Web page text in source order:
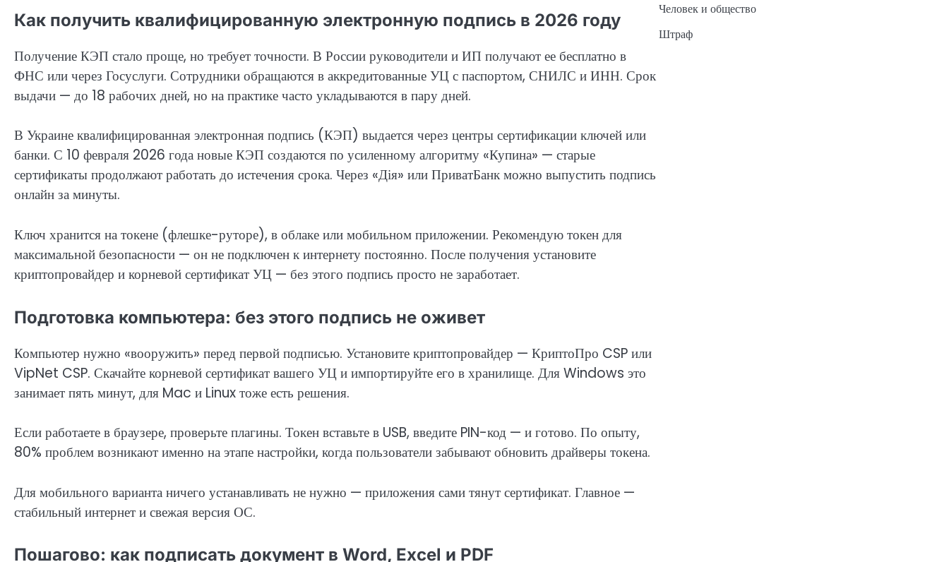
Как получить квалифицированную электронную подпись в 2026 году
Получение КЭП стало проще, но требует точности. В России руководители и ИП получают ее бесплатно в
ФНС или через Госуслуги. Сотрудники обращаются в аккредитованные УЦ с паспортом, СНИЛС и ИНН. Срок
выдачи — до 18 рабочих дней, но на практике часто укладываются в пару дней.
В Украине квалифицированная электронная подпись (КЭП) выдается через центры сертификации ключей или
банки. С 10 февраля 2026 года новые КЭП создаются по усиленному алгоритму «Купина» — старые
сертификаты продолжают работать до истечения срока. Через «Дія» или ПриватБанк можно выпустить подпись
онлайн за минуты.
Ключ хранится на токене (флешке-руторе), в облаке или мобильном приложении. Рекомендую токен для
максимальной безопасности — он не подключен к интернету постоянно. После получения установите
криптопровайдер и корневой сертификат УЦ — без этого подпись просто не заработает.
Подготовка компьютера: без этого подпись не оживет
Компьютер нужно «вооружить» перед первой подписью. Установите криптопровайдер — КриптоПро CSP или
VipNet CSP. Скачайте корневой сертификат вашего УЦ и импортируйте его в хранилище. Для Windows это
занимает пять минут, для Mac и Linux тоже есть решения.
Если работаете в браузере, проверьте плагины. Токен вставьте в USB, введите PIN-код — и готово. По опыту,
80% проблем возникают именно на этапе настройки, когда пользователи забывают обновить драйверы токена.
Для мобильного варианта ничего устанавливать не нужно — приложения сами тянут сертификат. Главное —
стабильный интернет и свежая версия ОС.
Пошагово: как подписать документ в Word, Excel и PDF
Человек и общество
Штраф